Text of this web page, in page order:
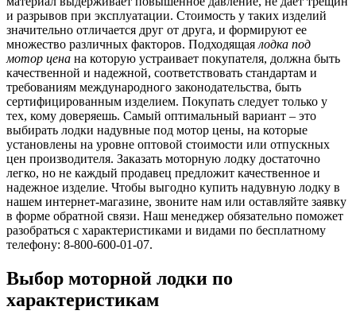
и разрывов при эксплуатации. Стоимость у таких изделий
значительно отличается друг от друга, и формируют ее
множество различных факторов. Подходящая лодка под
мотор цена на которую устраивает покупателя, должна быть
качественной и надежной, соответствовать стандартам и
требованиям международного законодательства, быть
сертифицированным изделием. Покупать следует только у
тех, кому доверяешь. Самый оптимальный вариант – это
выбирать лодки надувные под мотор цены, на которые
установлены на уровне оптовой стоимости или отпускных
цен производителя. Заказать моторную лодку достаточно
легко, но не каждый продавец предложит качественное и
надежное изделие. Чтобы выгодно купить надувную лодку в
нашем интернет-магазине, звоните нам или оставляйте заявку
в форме обратной связи. Наш менеджер обязательно поможет
разобраться с характеристиками и видами по бесплатному
телефону: 8-800-600-01-07.
Выбор моторной лодки по
характеристикам